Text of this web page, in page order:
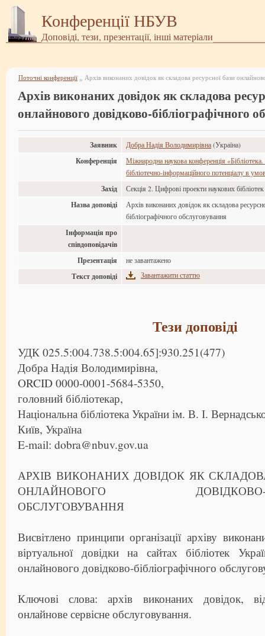
Конференції НБУВ
Доповіді, тези, презентації, інші матеріали
Поточні конференції »
Архів виконаних довідок як складова
онлайнового довідково-бібліографічного
Заявник Добра Надія Володимирівна (Україна)
Конференція
Міжнародна наукова конференція
бібліотечно-інформаційного потенціалу в
Захід Секція 2. Цифрові проекти наукових бібліотек
Назва доповіді
Архів виконаних довідок як складова
бібліографічного обслуговування
Інформація про
співдоповідачів
Презентація
не завантажено
Текст доповіді Завантажити статтю
Тези доповіді
УДК 025.5:004.738.5:004.65]:930.251(477)
Добра Надія Володимирівна,
ORCID 0000-0001-5684-5350,
головний бібліотекар,
Національна бібліотека України ім. В. І.
Київ, Україна
E-mail: dobra@nbuv.gov.ua
АРХІВ ВИКОНАНИХ ДОВІДОК ЯК
ОНЛАЙНОВОГО ДОВІДКОВО-
ОБСЛУГОВУВАННЯ
Висвітлено принципи організації архіву
віртуальної довідки на сайтах бібліотек
онлайнового довідково-бібліографічного
Ключові слова: архів виконаних довідок,
онлайнове сервісне обслуговування.